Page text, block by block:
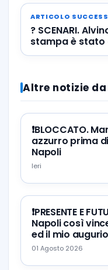
ARTICOLO
? SCENARI.
stampa è stato
banalità di
Altre notizie
❗️BLOCCATO.
azzurro prima
Napoli
Ieri
❗️PRESENTE E
Napoli così
ed il mio
01 Agosto 2026